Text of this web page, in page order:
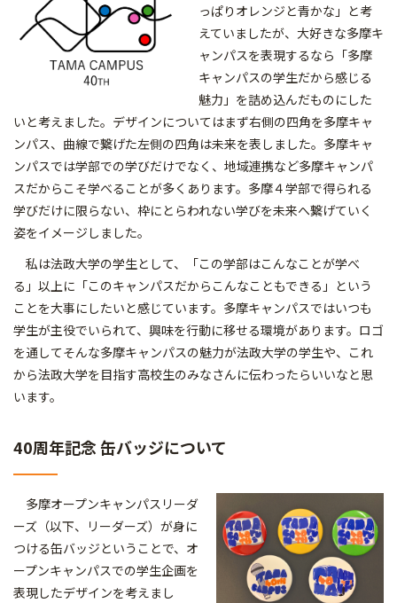
っぱりオレンジと青かな」と考
えていましたが、大好きな多摩キ
ャンパスを表現するなら「多摩
キャンパスの学生だから感じる
魅力」を詰め込んだものにした
いと考えました。デザインについてはまず右側の四角を多摩キャ
ンパス、曲線で繋げた左側の四角は未来を表しました。多摩キャ
ンパスでは学部での学びだけでなく、地域連携など多摩キャンパ
スだからこそ学べることが多くあります。多摩４学部で得られる
学びだけに限らない、枠にとらわれない学びを未来へ繋げていく
姿をイメージしました。
私は法政大学の学生として、「この学部はこんなことが学べ
る」以上に「このキャンパスだからこんなこともできる」という
ことを大事にしたいと感じています。多摩キャンパスではいつも
学生が主役でいられて、興味を行動に移せる環境があります。ロゴ
を通してそんな多摩キャンパスの魅力が法政大学の学生や、これ
から法政大学を目指す高校生のみなさんに伝わったらいいなと思
います。
40周年記念 缶バッジについて
多摩オープンキャンパスリーダ
ーズ（以下、リーダーズ）が身に
つける缶バッジということで、オ
ープンキャンパスでの学生企画を
表現したデザインを考えまし